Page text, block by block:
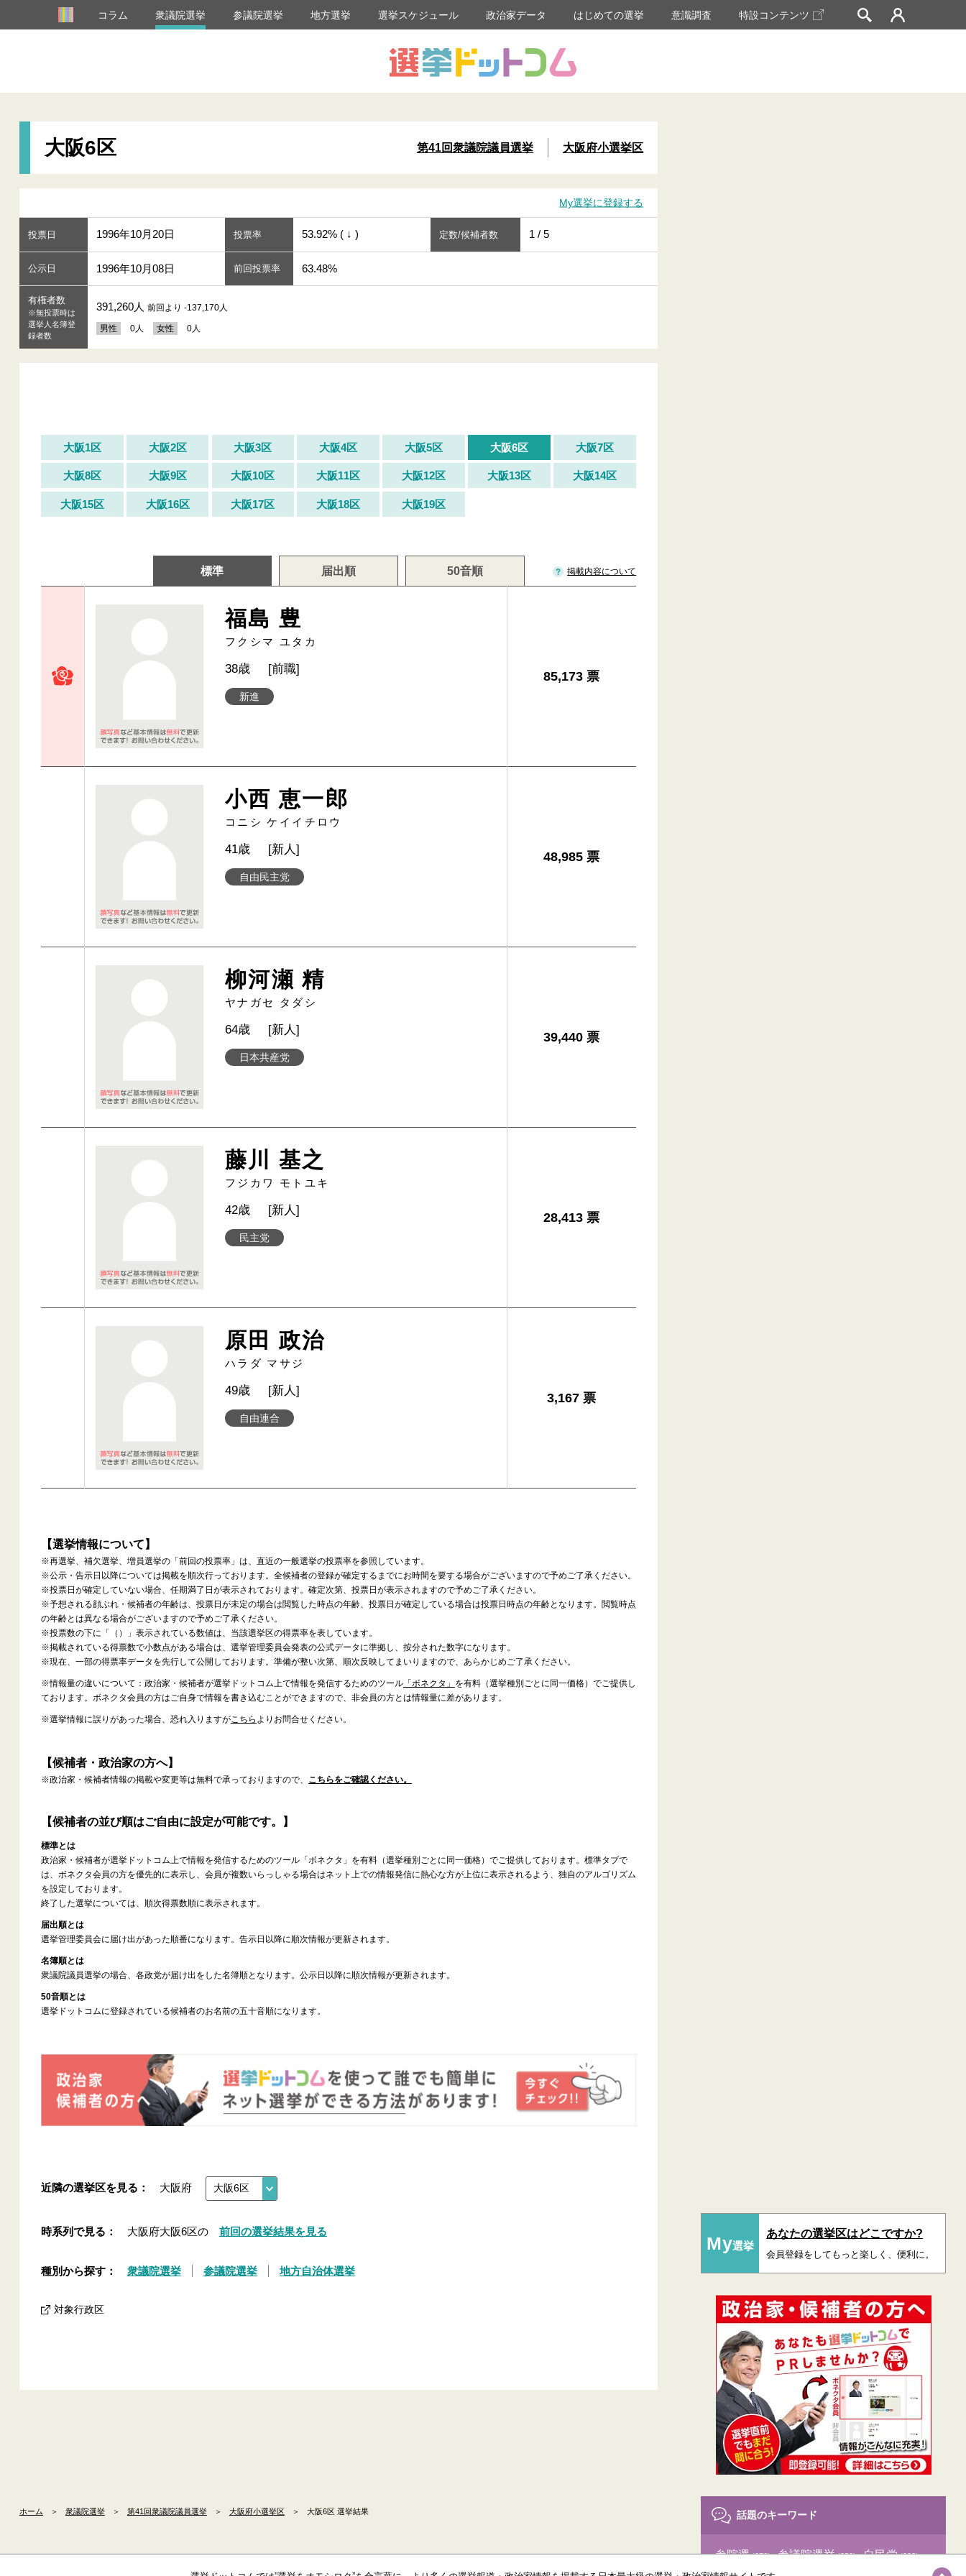
コラム 衆議院選挙 参議院選挙 地方選挙 選挙スケジュール 政治家データ はじめての選挙 意識調査 特設コンテンツ
大阪6区 第41回衆議院議員選挙 大阪府小選挙区
My選挙に登録する
投票日 1996年10月20日 投票率 53.92% ( ↓ ) 定数/候補者数 1 / 5
公示日 1996年10月08日 前回投票率 63.48%
有権者数
※無投票時は
選挙人名簿登
録者数
391,260人 前回より -137,170人
男性 0人 女性 0人
大阪1区 大阪2区 大阪3区 大阪4区 大阪5区 大阪6区 大阪7区
大阪8区 大阪9区 大阪10区 大阪11区 大阪12区 大阪13区 大阪14区
大阪15区 大阪16区 大阪17区 大阪18区 大阪19区
標準 届出順 50音順 掲載内容について
福島 豊
フクシマ ユタカ
新進
38歳 [前職]
85,173 票
小西 恵一郎
コニシ ケイイチロウ
自由民主党
41歳 [新人]
48,985 票
柳河瀬 精
ヤナガセ タダシ
日本共産党
64歳 [新人]
39,440 票
藤川 基之
フジカワ モトユキ
民主党
42歳 [新人]
28,413 票
原田 政治
ハラダ マサジ
自由連合
49歳 [新人]
3,167 票
【選挙情報について】
※再選挙、補欠選挙、増員選挙の「前回の投票率」は、直近の一般選挙の投票率を参照しています。
※公示・告示日以降については掲載を順次行っております。全候補者の登録が確定するまでにお時間を要する場合がございますので予めご了承ください。
※投票日が確定していない場合、任期満了日が表示されております。確定次第、投票日が表示されますので予めご了承ください。
※予想される顔ぶれ・候補者の年齢は、投票日が未定の場合は閲覧した時点の年齢、投票日が確定している場合は投票日時点の年齢となります。閲覧時点
の年齢とは異なる場合がございますので予めご了承ください。
※投票数の下に「（）」表示されている数値は、当該選挙区の得票率を表しています。
※掲載されている得票数で小数点がある場合は、選挙管理委員会発表の公式データに準拠し、按分された数字になります。
※現在、一部の得票率データを先行して公開しております。準備が整い次第、順次反映してまいりますので、あらかじめご了承ください。
※情報量の違いについて：政治家・候補者が選挙ドットコム上で情報を発信するためのツール「ボネクタ」 を有料（選挙種別ごとに同一価格）でご提供し
ております。ボネクタ会員の方はご自身で情報を書き込むことができますので、非会員の方とは情報量に差があります。
※選挙情報に誤りがあった場合、恐れ入りますがこちら よりお問合せください。
【候補者・政治家の方へ】
※政治家・候補者情報の掲載や変更等は無料で承っておりますので、 こちらをご確認ください。
【候補者の並び順はご自由に設定が可能です。】
標準とは
政治家・候補者が選挙ドットコム上で情報を発信するためのツール「ボネクタ」を有料（選挙種別ごとに同一価格）でご提供しております。標準タブで
は、ボネクタ会員の方を優先的に表示し、会員が複数いらっしゃる場合はネット上での情報発信に熱心な方が上位に表示されるよう、独自のアルゴリズム
を設定しております。
終了した選挙については、順次得票数順に表示されます。
届出順とは
選挙管理委員会に届け出があった順番になります。告示日以降に順次情報が更新されます。
名簿順とは
衆議院議員選挙の場合、各政党が届け出をした名簿順となります。公示日以降に順次情報が更新されます。
50音順とは
選挙ドットコムに登録されている候補者のお名前の五十音順になります。
近隣の選挙区を見る： 大阪府
時系列で見る： 大阪府大阪6区の 前回の選挙結果を見る
種別から探す： 衆議院選挙 参議院選挙 地方自治体選挙
対象行政区
My選挙
あなたの選挙区はどこですか?
会員登録をしてもっと楽しく、便利に。
話題のキーワード
参院選 (370) 参議院選挙 (359) 自民党 (333)
ホーム ＞ 衆議院選挙 ＞ 第41回衆議院議員選挙 ＞ 大阪府小選挙区 ＞ 大阪6区 選挙結果